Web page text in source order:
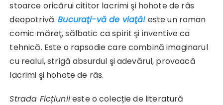
stoarce oricărui cititor lacrimi şi hohote de râs
deopotrivă.Bucuraţi-vă de viaţă! este un roman
comic măreţ, sălbatic ca spirit şi inventive ca
tehnică. Este o rapsodie care combină imaginarul
cu realul, strigă absurdul şi adevărul, provoacă
lacrimi şi hohote de râs.
Strada Ficțiuniieste o colecție de literatură